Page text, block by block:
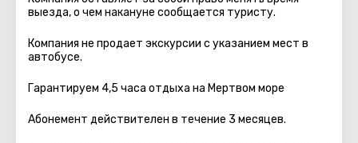
выезда, о чем накануне сообщается туристу.
Компания не продает экскурсии с указанием мест в
автобуcе.
Гарантируем 4,5 часа отдыха на Мертвом море
Абонемент действителен в течение 3 месяцев.